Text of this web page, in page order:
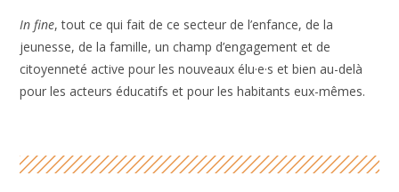
In fine, tout ce qui fait de ce secteur de l’enfance, de la
jeunesse, de la famille, un champ d’engagement et de
citoyenneté active pour les nouveaux élu·e·s et bien au-delà
pour les acteurs éducatifs et pour les habitants eux-mêmes.